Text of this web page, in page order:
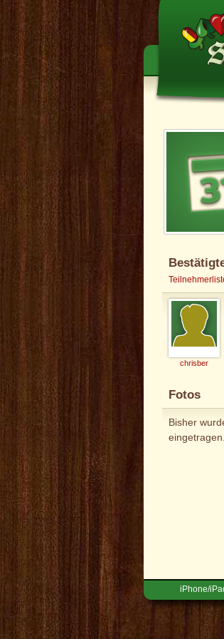
chrisber
Fotos
Bisher
eingetragen.
iPhone/